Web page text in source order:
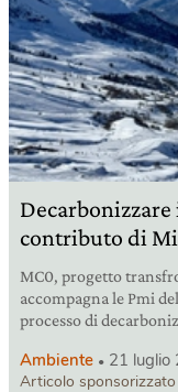
contributo di
MC0, progetto
accompagna le Pmi
processo di
Ambiente 21 luglio
Articolo sponsorizzato